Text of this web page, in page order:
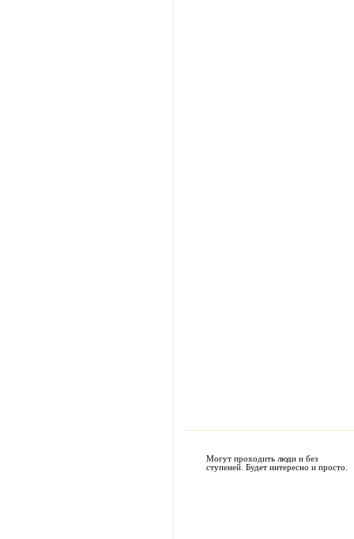
Могут проходить люди и без
ступеней. Будет интересно и просто.